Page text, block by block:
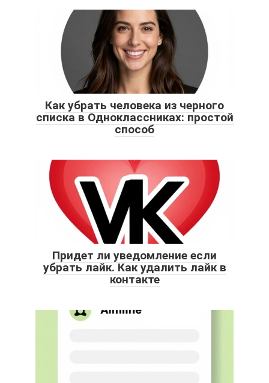
Как убрать человека из черного
списка в Одноклассниках: простой
способ
Придет ли уведомление если
убрать лайк. Как удалить лайк в
контакте